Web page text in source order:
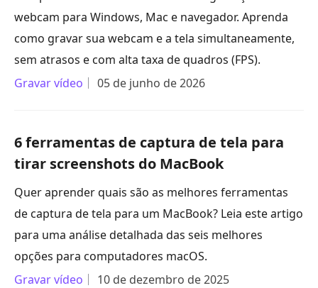
webcam para Windows, Mac e navegador. Aprenda
como gravar sua webcam e a tela simultaneamente,
sem atrasos e com alta taxa de quadros (FPS).
Gravar vídeo
05 de junho de 2026
6 ferramentas de captura de tela para
tirar screenshots do MacBook
Quer aprender quais são as melhores ferramentas
de captura de tela para um MacBook? Leia este artigo
para uma análise detalhada das seis melhores
opções para computadores macOS.
Gravar vídeo
10 de dezembro de 2025